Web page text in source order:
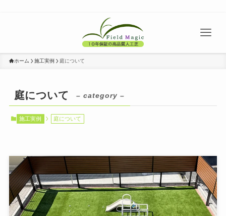
ホーム 施工実例 庭について
庭について – category –
施工実例 庭について